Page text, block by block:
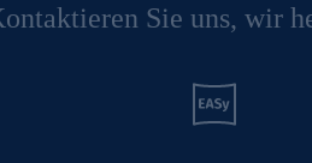
Sie uns, wir